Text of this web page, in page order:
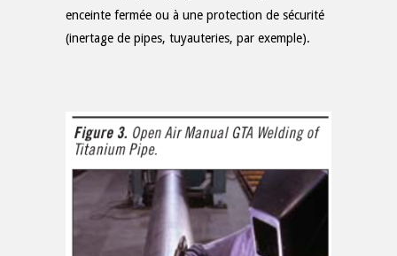
enceinte fermée ou à une protection de sécurité
(inertage de pipes, tuyauteries, par exemple).